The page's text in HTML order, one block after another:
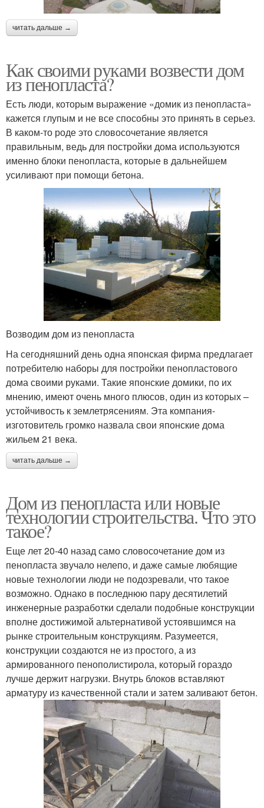
читать дальше →
Как своими руками возвести дом
из пенопласта?
Есть люди, которым выражение «домик из пенопласта»
кажется глупым и не все способны это принять в серьез.
В каком-то роде это словосочетание является
правильным, ведь для постройки дома используются
именно блоки пенопласта, которые в дальнейшем
усиливают при помощи бетона.
Возводим дом из пенопласта
На сегодняшний день одна японская фирма предлагает
потребителю наборы для постройки пенопластового
дома своими руками. Такие японские домики, по их
мнению, имеют очень много плюсов, один из которых –
устойчивость к землетрясениям. Эта компания-
изготовитель громко назвала свои японские дома
жильем 21 века.
читать дальше →
Дом из пенопласта или новые
технологии строительства. Что это
такое?
Еще лет 20-40 назад само словосочетание дом из
пенопласта звучало нелепо, и даже самые любящие
новые технологии люди не подозревали, что такое
возможно. Однако в последнюю пару десятилетий
инженерные разработки сделали подобные конструкции
вполне достижимой альтернативой устоявшимся на
рынке строительным конструкциям. Разумеется,
конструкции создаются не из простого, а из
армированного пенополистирола, который гораздо
лучше держит нагрузки. Внутрь блоков вставляют
арматуру из качественной стали и затем заливают бетон.